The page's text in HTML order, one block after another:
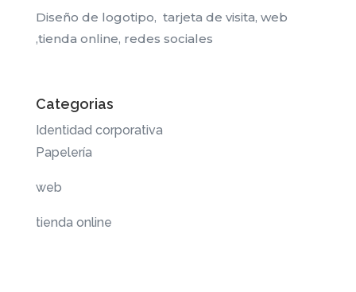
Diseño de logotipo, tarjeta de visita, web
,tienda online, redes sociales
Categorias
Identidad corporativa
Papelería
web
tienda online